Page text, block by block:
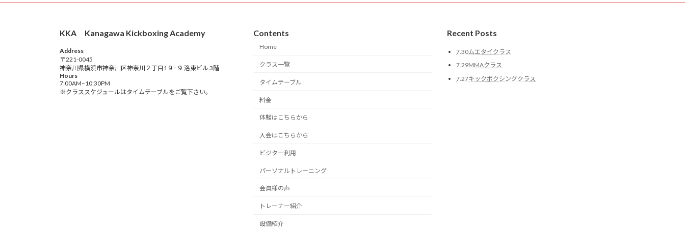
KKA Kanagawa Kickboxing Academy
Address
〒221-0045
神奈川県横浜市神奈川区神奈川２丁目1９−９ 洛東ビル 3階
Hours
7:00AM–10:30PM
※クラススケジュールはタイムテーブルをご覧下さい。
Contents
Home
クラス一覧
タイムテーブル
料金
体験はこちらから
入会はこちらから
ビジター利用
パーソナルトレーニング
会員様の声
トレーナー紹介
設備紹介
Recent Posts
7.30ムエタイクラス
7.29MMAクラス
7.27キックボクシングクラス